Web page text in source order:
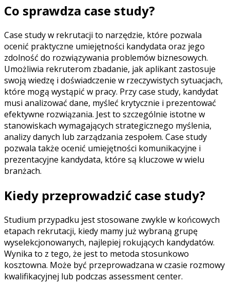
Co sprawdza case study?
Case study w rekrutacji to narzędzie, które pozwala
ocenić praktyczne umiejętności kandydata oraz jego
zdolność do rozwiązywania problemów biznesowych.
Umożliwia rekruterom zbadanie, jak aplikant zastosuje
swoją wiedzę i doświadczenie w rzeczywistych sytuacjach,
które mogą wystąpić w pracy. Przy case study, kandydat
musi analizować dane, myśleć krytycznie i prezentować
efektywne rozwiązania. Jest to szczególnie istotne w
stanowiskach wymagających strategicznego myślenia,
analizy danych lub zarządzania zespołem. Case study
pozwala także ocenić umiejętności komunikacyjne i
prezentacyjne kandydata, które są kluczowe w wielu
branżach.
Kiedy przeprowadzić case study?
Studium przypadku jest stosowane zwykle w końcowych
etapach rekrutacji, kiedy mamy już wybraną grupę
wyselekcjonowanych, najlepiej rokujących kandydatów.
Wynika to z tego, że jest to metoda stosunkowo
kosztowna. Może być przeprowadzana w czasie rozmowy
kwalifikacyjnej lub podczas assessment center.